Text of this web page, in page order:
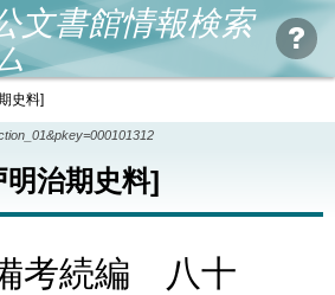
文書館情報検索
史料]
治期史料]
考続編 八十